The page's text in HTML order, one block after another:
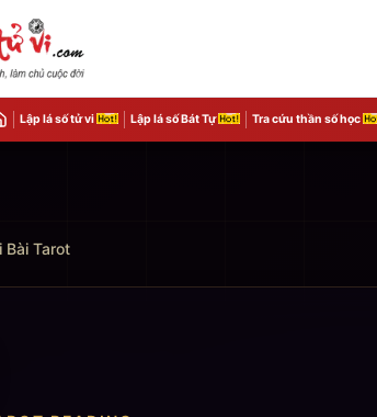
Lập lá số tử vi Lập lá số Bát Tự Tra cứu thần số học
Bài Tarot